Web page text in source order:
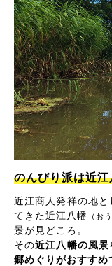
のんびり派は近
近江商人発祥の地
てきた近江八幡 （お
景が見どころ。
その近江八幡の風
郷めぐりがおすすめ